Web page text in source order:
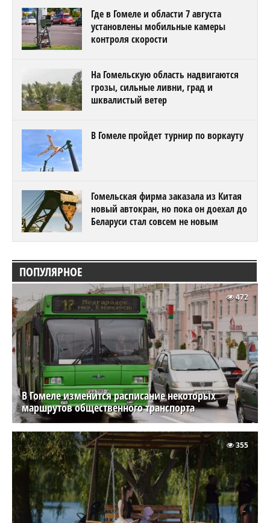
Где в Гомеле и области 7 августа
установлены мобильные камеры
контроля скорости
На Гомельскую область надвигаются
грозы, сильные ливни, град и
шквалистый ветер
В Гомеле пройдет турнир по воркауту
Гомельская фирма заказала из Китая
новый автокран, но пока он доехал до
Беларуси стал совсем не новым
ПОПУЛЯРНОЕ
В Гомеле изменится расписание некоторых
маршрутов общественного транспорта
472
355